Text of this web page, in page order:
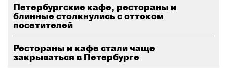
Петербургские кафе, рестораны и
блинные столкнулись с оттоком
посетителей
Рестораны и кафе стали чаще
закрываться в Петербурге